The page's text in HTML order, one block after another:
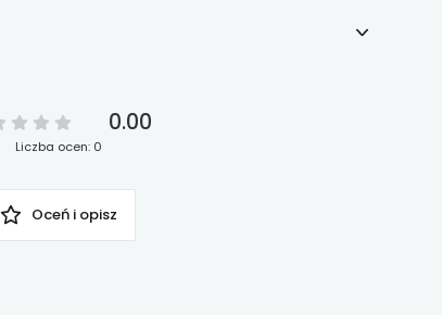
0.00
Liczba ocen: 0
Oceń i opisz